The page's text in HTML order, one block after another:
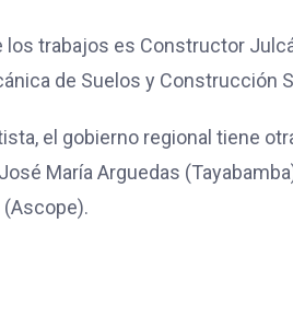
los trabajos es Constructor
de Suelos y Construcción
el gobierno regional tiene
María Arguedas